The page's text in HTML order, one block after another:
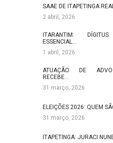
SAAE DE ITAPETINGA
2 abril, 2026
ITARANTIM:
ESSENCIAL…
1 abril, 2026
ATUAÇÃO DE
RECEBE…
31 março, 2026
ELEIÇÕES 2026: QUEM
31 março, 2026
ITAPETINGA: JURACI